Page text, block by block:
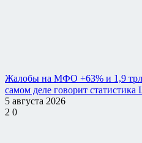
Жалобы на МФО +63% и 1,9
самом деле говорит статистика
5 августа 2026
2 0